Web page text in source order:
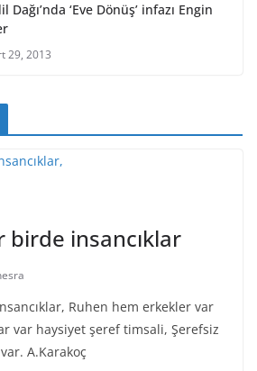
Dağı’nda ‘Eve Dönüş’ infazı Engin
29, 2013
birde insancıklar
Ruhen hem erkekler var
var haysiyet şeref timsali, Şerefsiz
A.Karakoç